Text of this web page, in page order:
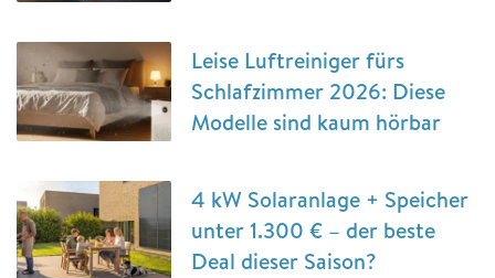
Leise Luftreiniger fürs
Schlafzimmer 2026: Diese
Modelle sind kaum hörbar
4 kW Solaranlage + Speicher
unter 1.300 € – der beste
Deal dieser Saison?